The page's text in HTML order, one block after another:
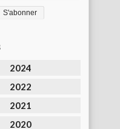
2024
2022
2021
2020